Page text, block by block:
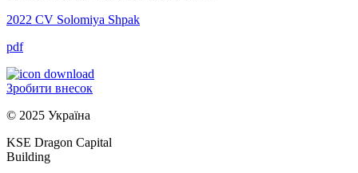
2022 CV Solomiya Shpak
pdf
Зробити внесок
© 2025 Україна
KSE Dragon Capital
Building